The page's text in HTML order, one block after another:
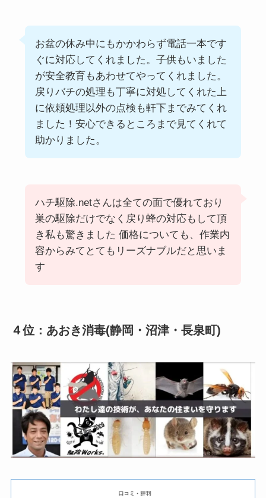
お盆の休み中にもかかわらず電話一本です
ぐに対応してくれました。子供もいました
が安全教育もあわせてやってくれました。
戻りバチの処理も丁寧に対処してくれた上
に依頼処理以外の点検も軒下までみてくれ
ました！安心できるところまで見てくれて
助かりました。
ハチ駆除.netさんは全ての面で優れており
巣の駆除だけでなく戻り蜂の対応もして頂
き私も驚きました 価格についても、作業内
容からみてとてもリーズナブルだと思いま
す
４位：あおき消毒(静岡・沼津・長泉町)